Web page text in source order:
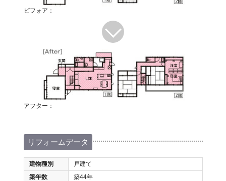
ビフォア：
アフター：
リフォームデータ
建物種別
戸建て
築年数
築44年